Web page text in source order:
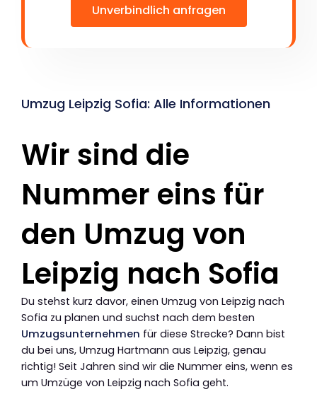
Unverbindlich anfragen
Umzug Leipzig Sofia: Alle Informationen
Wir sind die
Nummer eins für
den Umzug von
Leipzig nach Sofia
Du stehst kurz davor, einen Umzug von Leipzig nach
Sofia zu planen und suchst nach dem besten
Umzugsunternehmen für diese Strecke? Dann bist
du bei uns, Umzug Hartmann aus Leipzig, genau
richtig! Seit Jahren sind wir die Nummer eins, wenn es
um Umzüge von Leipzig nach Sofia geht.